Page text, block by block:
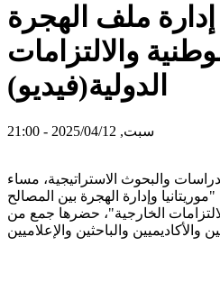
ملف الهجرة
والالتزامات
الدولية(فيديو)
سبت, 2025/04/12 - 21:00
والبحوث الاستراتيجية، مساء
وإدارة الهجرة بين المصالح
الخارجية"، حضرها جمع من